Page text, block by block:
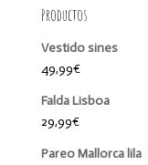
Productos
Vestido sines
49,99€
Falda Lisboa
29,99€
Pareo Mallorca lila